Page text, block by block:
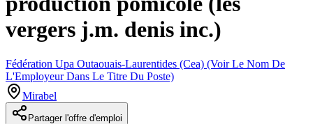
vergers j.m. denis inc.)
Fédération Upa Outaouais-Laurentides (Cea) (Voir Le Nom De
L'Employeur Dans Le Titre Du Poste)
Mirabel
Partager l'offre d'emploi